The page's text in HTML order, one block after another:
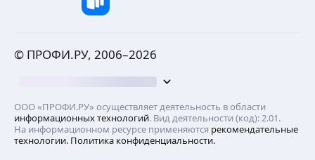
© ПРОФИ.РУ, 2006–2026
ООО «ПРОФИ.РУ» осуществляет деятельность в области
информационных технологий. Вид деятельности (код): 2.01.
На информационном ресурсе применяются рекомендательные
технологии. Политика конфиденциальности.